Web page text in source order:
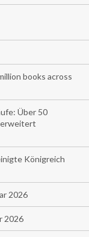
books across
Über 50
erweitert
Königreich
2026
2026